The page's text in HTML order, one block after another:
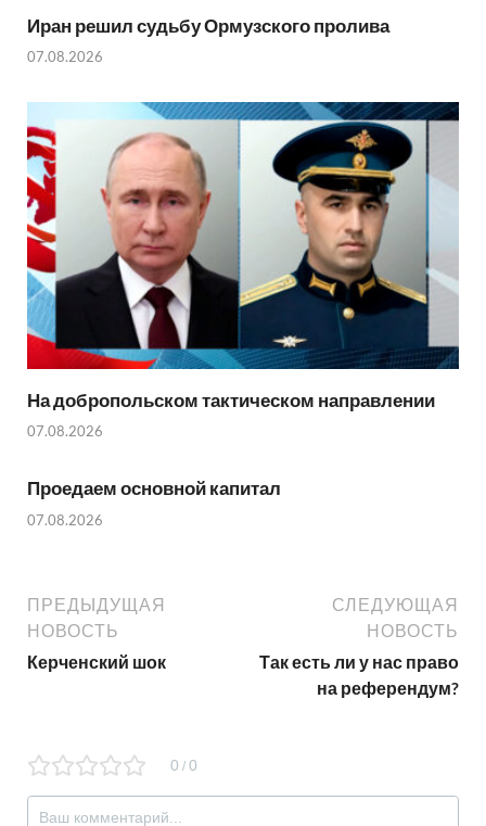
Иран решил судьбу Ормузского пролива
07.08.2026
На добропольском тактическом направлении
07.08.2026
Проедаем основной капитал
07.08.2026
ПРЕДЫДУЩАЯ
НОВОСТЬ
Керченский шок
СЛЕДУЮЩАЯ
НОВОСТЬ
Так есть ли у нас право
на референдум?
0 / 0